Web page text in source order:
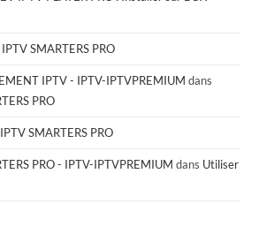
SMARTERS PRO
IPTV - IPTV-IPTVPREMIUM dans
PRO
SMARTERS PRO
PRO - IPTV-IPTVPREMIUM dans Utiliser